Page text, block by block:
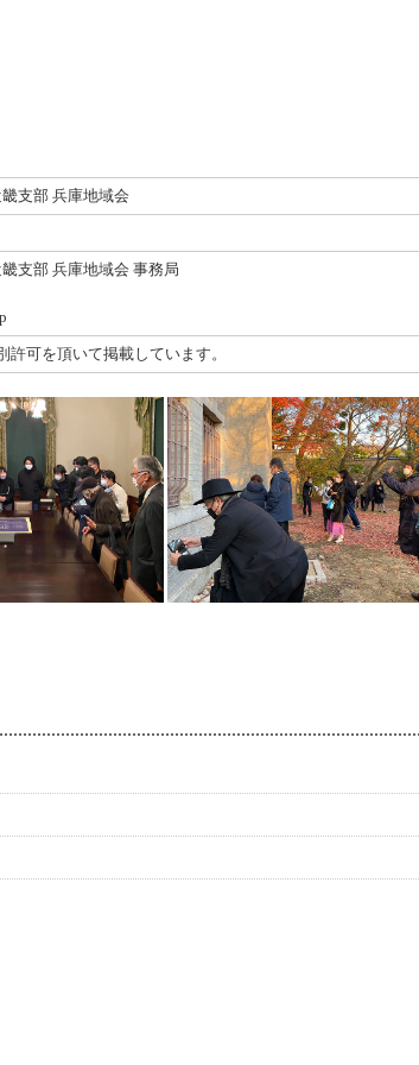
支部 兵庫地域会
支部 兵庫地域会 事務局
可を頂いて掲載しています。